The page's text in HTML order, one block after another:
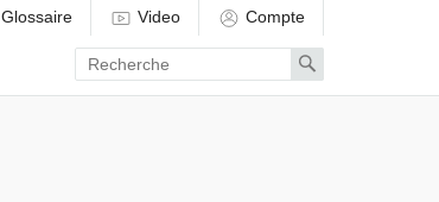
Glossaire Video Compte
Enter
search
term
Search